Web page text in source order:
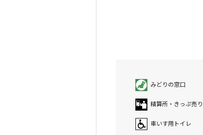
みどりの窓口
精算所・きっぷ売
車いす用トイレ